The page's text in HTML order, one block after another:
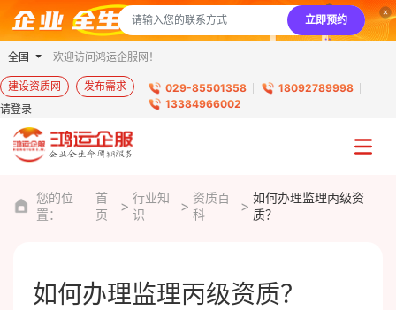
立即预约
全国 欢迎访问鸿运企服网！
建设资质网
发布需求
请登录
029-85501358
18092789998
13384966002
您的位
置：
首
页
行业知
识
资质百
科
如何办理监理丙级资
质？
如何办理监理丙级资质？